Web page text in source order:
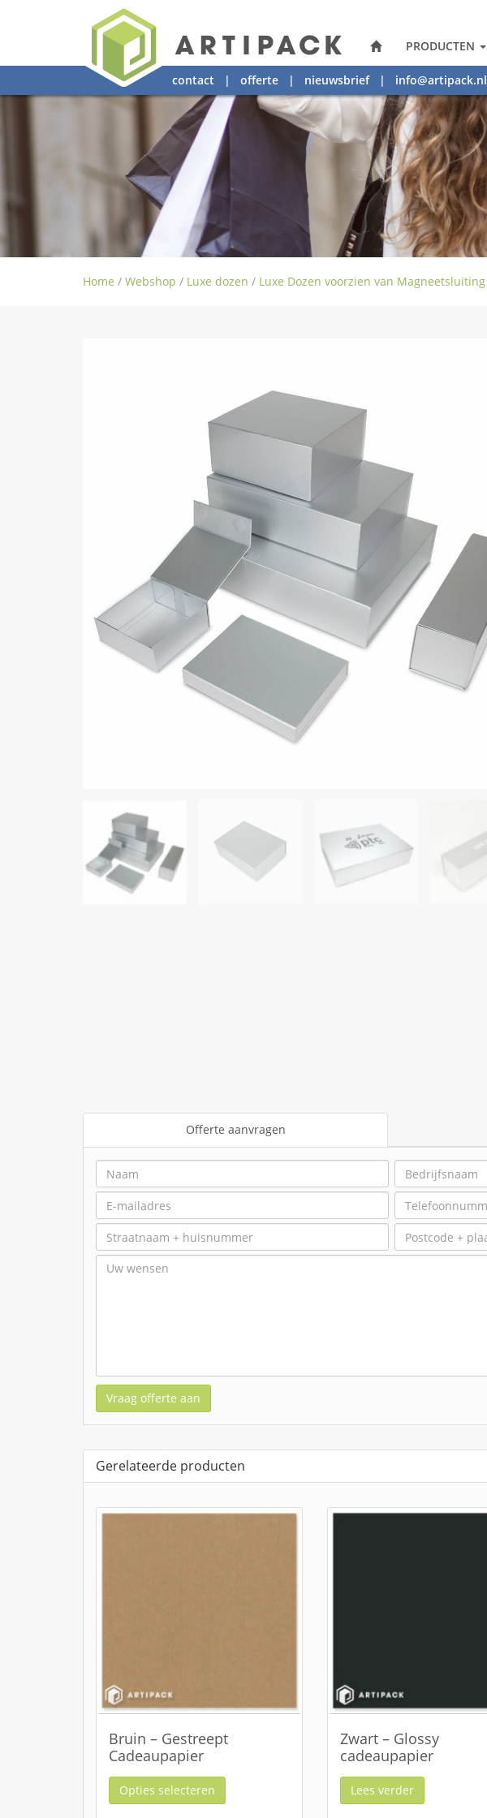
PRODUCTEN
contact | offerte | nieuwsbrief| info@artipack.nl
Home / Webshop / Luxe dozen / Luxe Dozen voorzien van Magneetsluiting
Offerte aanvragen
Vraag offerte aan
Gerelateerde producten
Bruin – Gestreept
Cadeaupapier
Opties selecteren
Zwart – Glossy
cadeaupapier
Lees verder